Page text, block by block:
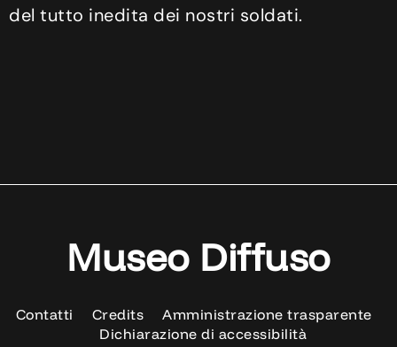
del tutto inedita dei nostri soldati.
Museo Diffuso
Contatti Credits
Amministrazione trasparente
Dichiarazione di accessibilità